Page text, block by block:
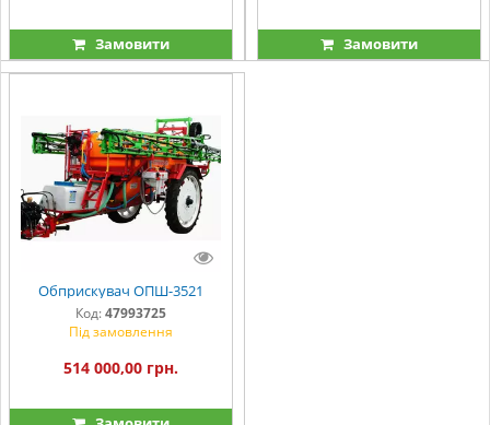
Замовити Замовити
Обприскувач ОПШ-3521
Код:47993725
Під замовлення
514 000,00 грн.